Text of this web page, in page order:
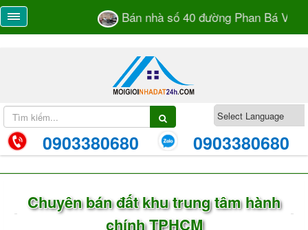
Bán nhà số 40 đường Phan Bá Vành
0903380680 0903380680
Chuyên bán đất khu trung tâm hành
chính TPHCM